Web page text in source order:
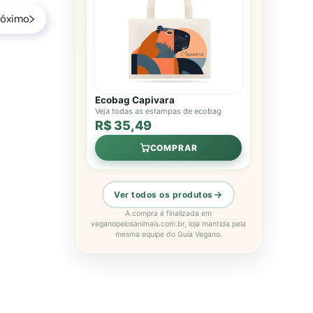
Ecobag Capivara
Veja todas as estampas de ecobag
R$ 35,49
COMPRAR
Ver todos os produtos
A compra é finalizada em
veganopelosanimais.com.br, loja mantida pela
mesma equipe do Guia Vegano.